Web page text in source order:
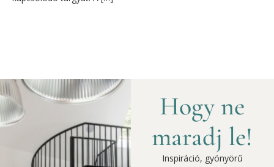
Hogy ne
maradj le!
Inspiráció, gyönyörű